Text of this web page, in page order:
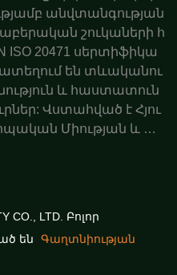
անվտանգության
շուկաների հ
ISO 20471 սերտիֆիկա
են տևականու
և հաստատուն
Վստահված է Հյու
Միության և Ավ
CO., LTD. Բոլոր
են
Գաղտնիության